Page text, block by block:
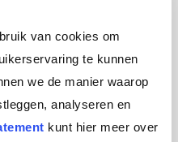
van cookies om
te kunnen
we de manier waarop
analyseren en
kunt hier meer over
het niet gaan kan.
nu en dan toch je